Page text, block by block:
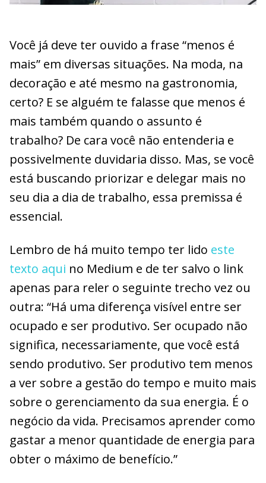
Você já deve ter ouvido a frase “menos é
mais” em diversas situações. Na moda, na
decoração e até mesmo na gastronomia,
certo? E se alguém te falasse que menos é
mais também quando o assunto é
trabalho? De cara você não entenderia e
possivelmente duvidaria disso. Mas, se você
está buscando priorizar e delegar mais no
seu dia a dia de trabalho, essa premissa é
essencial.
Lembro de há muito tempo ter lido este
texto aqui no Medium e de ter salvo o link
apenas para reler o seguinte trecho vez ou
outra: “Há uma diferença visível entre ser
ocupado e ser produtivo. Ser ocupado não
significa, necessariamente, que você está
sendo produtivo. Ser produtivo tem menos
a ver sobre a gestão do tempo e muito mais
sobre o gerenciamento da sua energia. É o
negócio da vida. Precisamos aprender como
gastar a menor quantidade de energia para
obter o máximo de benefício.”